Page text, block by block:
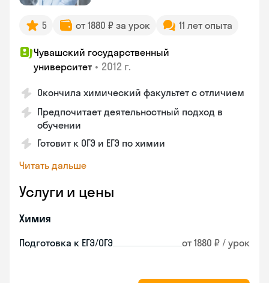
5 от 1880 ₽ за урок 11 лет опыта
Чувашский государственный
университет • 2012 г.
Окончила химический факультет с отличием
Предпочитает деятельностный подход в
обучении
Готовит к ОГЭ и ЕГЭ по химии
Читать дальше
Услуги и цены
Химия
Подготовка к ЕГЭ/ОГЭ от 1880 ₽ / урок